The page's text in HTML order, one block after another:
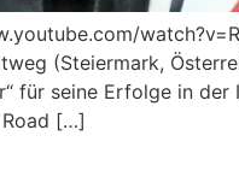
(Steiermark,
für seine Erfolge in der
Road […]